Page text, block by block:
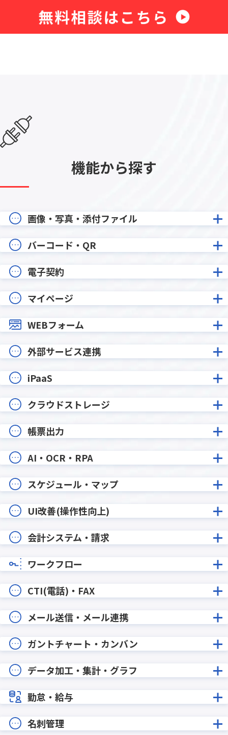
機能から探す
画像・写真・添付ファイル
バーコード・QR
電子契約
マイページ
WEBフォーム
外部サービス連携
iPaaS
クラウドストレージ
帳票出力
AI・OCR・RPA
スケジュール・マップ
UI改善(操作性向上)
会計システム・請求
ワークフロー
CTI(電話)・FAX
メール送信・メール連携
ガントチャート・カンバン
データ加工・集計・グラフ
勤怠・給与
名刺管理